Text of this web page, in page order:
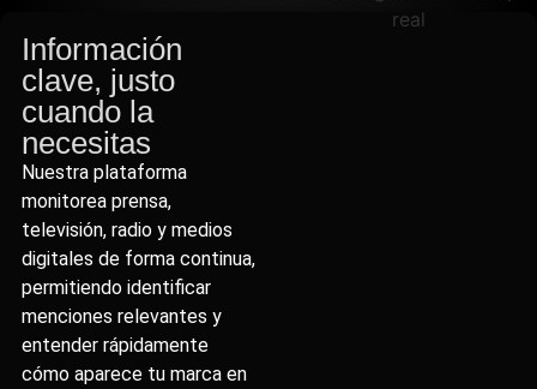
Información
clave, justo
cuando la
necesitas
Nuestra plataforma
monitorea prensa,
televisión, radio y medios
digitales de forma continua,
permitiendo identificar
menciones relevantes y
entender rápidamente
cómo aparece tu marca en